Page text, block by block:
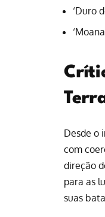
‘Duro
Desde o
com
direção
para as
suas